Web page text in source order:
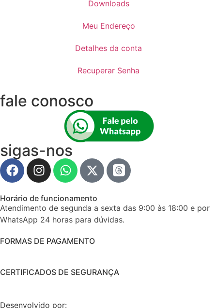
Downloads
Meu Endereço
Detalhes da conta
Recuperar Senha
fale conosco
sigas-nos
Horário de funcionamento
Atendimento de segunda a sexta das 9:00 às 18:00 e por
WhatsApp 24 horas para dúvidas.
FORMAS DE PAGAMENTO
CERTIFICADOS DE SEGURANÇA
Desenvolvido por: